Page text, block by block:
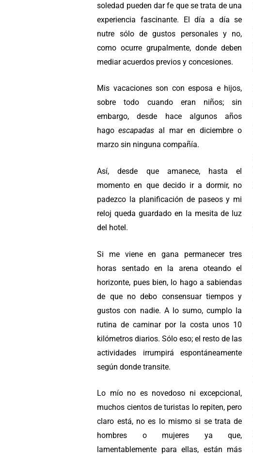
soledad pueden dar fe que se trata de una
experiencia fascinante. El día a día se
nutre sólo de gustos personales y no,
como ocurre grupalmente, donde deben
mediar acuerdos previos y concesiones.
Mis vacaciones son con esposa e hijos,
sobre todo cuando eran niños; sin
embargo, desde hace algunos años
hagoescapadas al mar en diciembre o
marzo sin ninguna compañía.
Así, desde que amanece, hasta el
momento en que decido ir a dormir, no
padezco la planificación de paseos y mi
reloj queda guardado en la mesita de luz
del hotel.
Si me viene en gana permanecer tres
horas sentado en la arena oteando el
horizonte, pues bien, lo hago a sabiendas
de que no debo consensuar tiempos y
gustos con nadie. A lo sumo, cumplo la
rutina de caminar por la costa unos 10
kilómetros diarios. Sólo eso; el resto de las
actividades irrumpirá espontáneamente
según donde transite.
Lo mío no es novedoso ni excepcional,
muchos cientos de turistas lo repiten, pero
claro está, no es lo mismo si se trata de
hombres o mujeres ya que,
lamentablemente para ellas, están más